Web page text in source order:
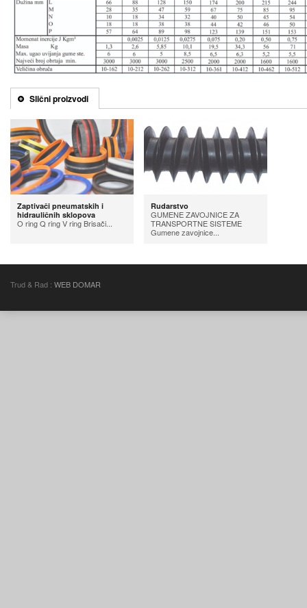
Slični proizvodi
Zaptivači pneumatskih i
hidrauličnih sklopova
O ring Q ring V ring Brisači...
Rudarstvo
GUMENE ZAVOJNICE ZA
TRANSPORTNE SISTEME
Gumene zavojnice...
Trud & Rad : WEB DOMAR